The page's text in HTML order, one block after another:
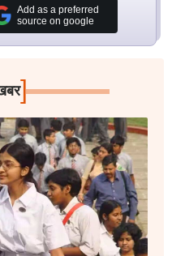
Add as a preferred
source on google
]